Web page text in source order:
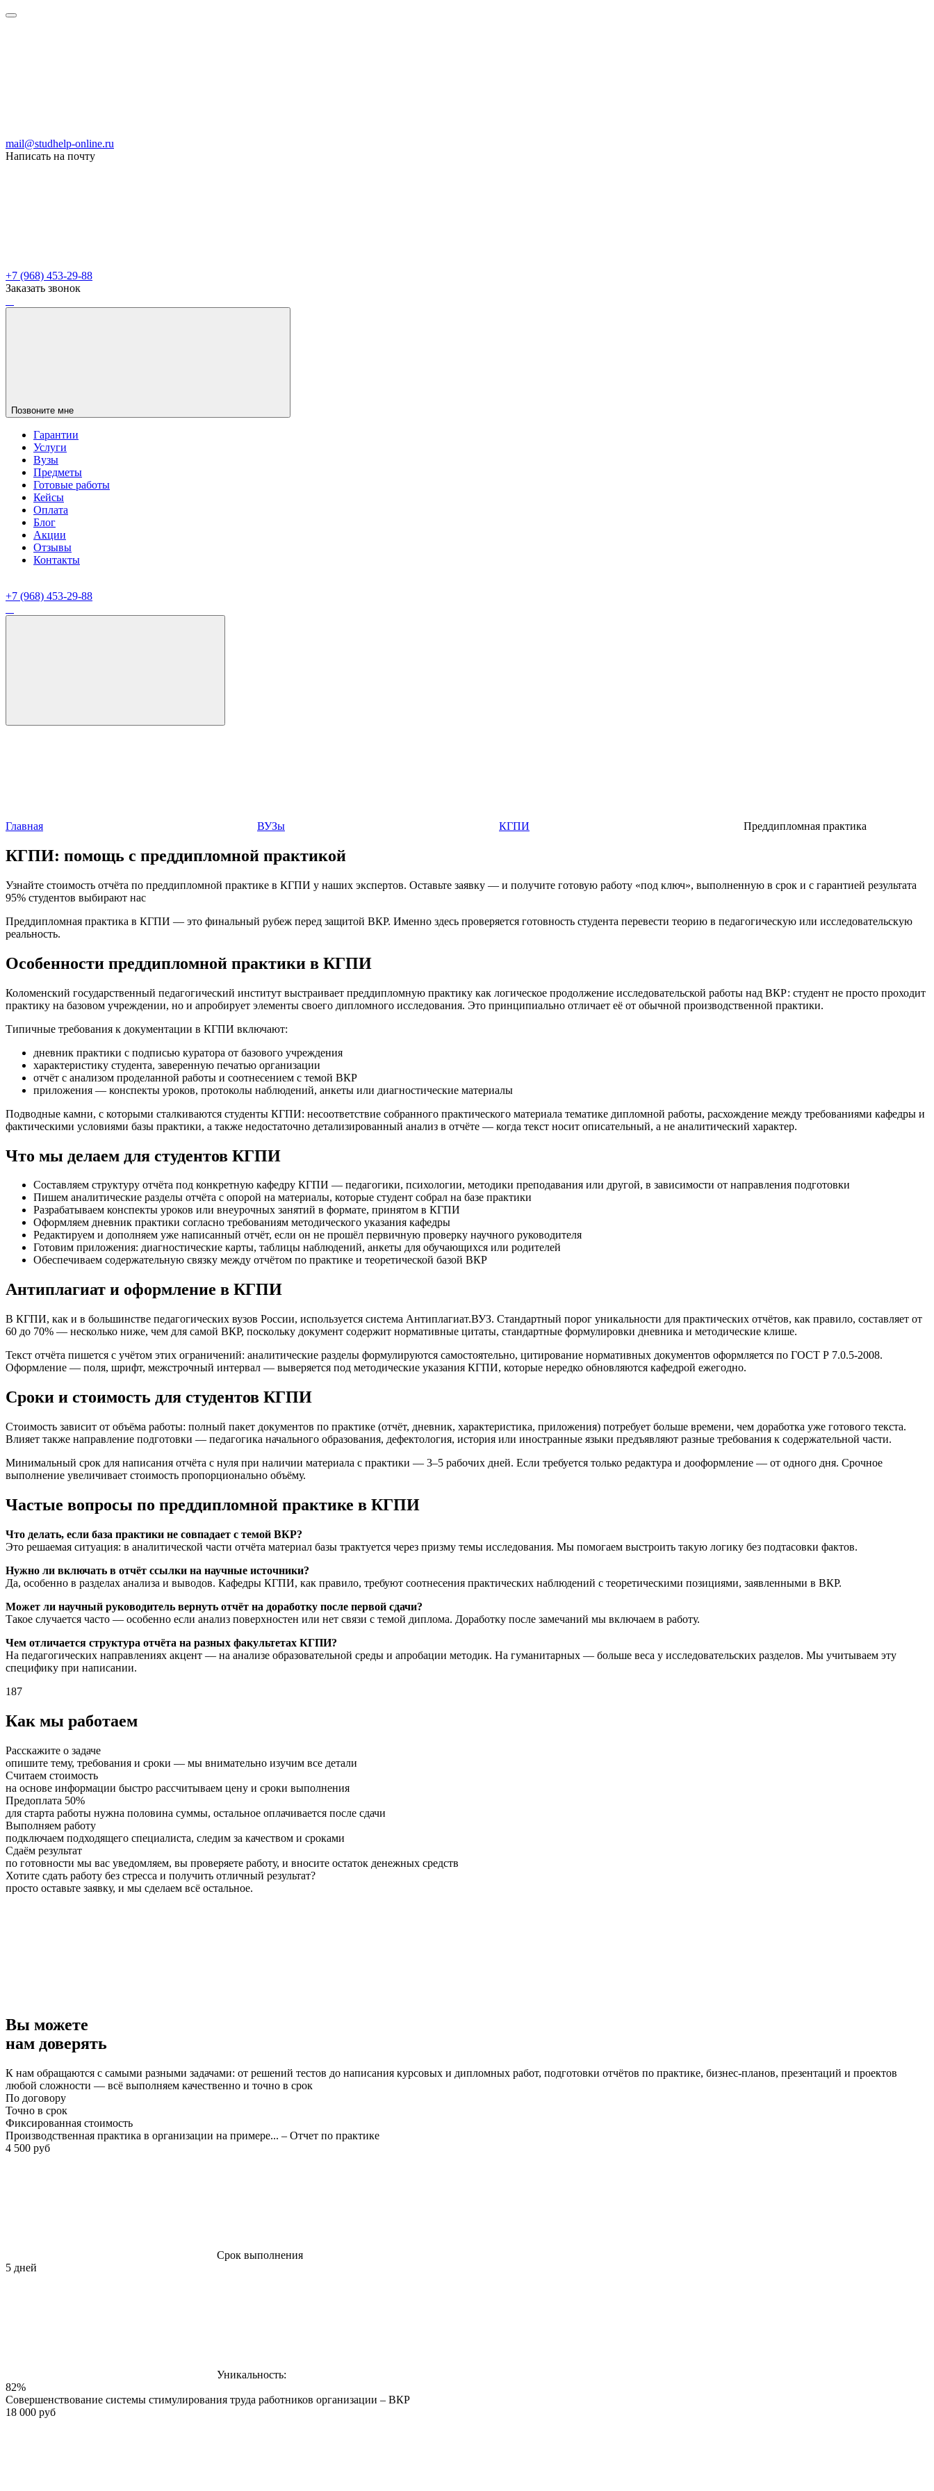
mail@studhelp-online.ru
Написать на почту
+7 (968) 453-29-88
Заказать звонок
Позвоните мне
Гарантии
Услуги
Вузы
Предметы
Готовые работы
Кейсы
Оплата
Блог
Акции
Отзывы
Контакты
+7 (968) 453-29-88
Главная ВУЗы КГПИ Преддипломная практика
КГПИ: помощь с преддипломной практикой
Узнайте стоимость отчёта по преддипломной практике в КГПИ у наших экспертов. Оставьте заявку — и получите готовую работу «под ключ», выполненную в срок и с гарантией результата
95% студентов выбирают нас
Преддипломная практика в КГПИ — это финальный рубеж перед защитой ВКР. Именно здесь проверяется готовность студента перевести теорию в педагогическую или исследовательскую
реальность.
Особенности преддипломной практики в КГПИ
Коломенский государственный педагогический институт выстраивает преддипломную практику как логическое продолжение исследовательской работы над ВКР: студент не просто проходит
практику на базовом учреждении, но и апробирует элементы своего дипломного исследования. Это принципиально отличает её от обычной производственной практики.
Типичные требования к документации в КГПИ включают:
дневник практики с подписью куратора от базового учреждения
характеристику студента, заверенную печатью организации
отчёт с анализом проделанной работы и соотнесением с темой ВКР
приложения — конспекты уроков, протоколы наблюдений, анкеты или диагностические материалы
Подводные камни, с которыми сталкиваются студенты КГПИ: несоответствие собранного практического материала тематике дипломной работы, расхождение между требованиями кафедры и
фактическими условиями базы практики, а также недостаточно детализированный анализ в отчёте — когда текст носит описательный, а не аналитический характер.
Что мы делаем для студентов КГПИ
Составляем структуру отчёта под конкретную кафедру КГПИ — педагогики, психологии, методики преподавания или другой, в зависимости от направления подготовки
Пишем аналитические разделы отчёта с опорой на материалы, которые студент собрал на базе практики
Разрабатываем конспекты уроков или внеурочных занятий в формате, принятом в КГПИ
Оформляем дневник практики согласно требованиям методического указания кафедры
Редактируем и дополняем уже написанный отчёт, если он не прошёл первичную проверку научного руководителя
Готовим приложения: диагностические карты, таблицы наблюдений, анкеты для обучающихся или родителей
Обеспечиваем содержательную связку между отчётом по практике и теоретической базой ВКР
Антиплагиат и оформление в КГПИ
В КГПИ, как и в большинстве педагогических вузов России, используется система Антиплагиат.ВУЗ. Стандартный порог уникальности для практических отчётов, как правило, составляет от
60 до 70% — несколько ниже, чем для самой ВКР, поскольку документ содержит нормативные цитаты, стандартные формулировки дневника и методические клише.
Текст отчёта пишется с учётом этих ограничений: аналитические разделы формулируются самостоятельно, цитирование нормативных документов оформляется по ГОСТ Р 7.0.5-2008.
Оформление — поля, шрифт, межстрочный интервал — выверяется под методические указания КГПИ, которые нередко обновляются кафедрой ежегодно.
Сроки и стоимость для студентов КГПИ
Стоимость зависит от объёма работы: полный пакет документов по практике (отчёт, дневник, характеристика, приложения) потребует больше времени, чем доработка уже готового текста.
Влияет также направление подготовки — педагогика начального образования, дефектология, история или иностранные языки предъявляют разные требования к содержательной части.
Минимальный срок для написания отчёта с нуля при наличии материала с практики — 3–5 рабочих дней. Если требуется только редактура и дооформление — от одного дня. Срочное
выполнение увеличивает стоимость пропорционально объёму.
Частые вопросы по преддипломной практике в КГПИ
Что делать, если база практики не совпадает с темой ВКР?
Это решаемая ситуация: в аналитической части отчёта материал базы трактуется через призму темы исследования. Мы помогаем выстроить такую логику без подтасовки фактов.
Нужно ли включать в отчёт ссылки на научные источники?
Да, особенно в разделах анализа и выводов. Кафедры КГПИ, как правило, требуют соотнесения практических наблюдений с теоретическими позициями, заявленными в ВКР.
Может ли научный руководитель вернуть отчёт на доработку после первой сдачи?
Такое случается часто — особенно если анализ поверхностен или нет связи с темой диплома. Доработку после замечаний мы включаем в работу.
Чем отличается структура отчёта на разных факультетах КГПИ?
На педагогических направлениях акцент — на анализе образовательной среды и апробации методик. На гуманитарных — больше веса у исследовательских разделов. Мы учитываем эту
специфику при написании.
187
Как мы работаем
Расскажите о задаче
опишите тему, требования и сроки — мы внимательно изучим все детали
Считаем стоимость
на основе информации быстро рассчитываем цену и сроки выполнения
Предоплата 50%
для старта работы нужна половина суммы, остальное оплачивается после сдачи
Выполняем работу
подключаем подходящего специалиста, следим за качеством и сроками
Сдаём результат
по готовности мы вас уведомляем, вы проверяете работу, и вносите остаток денежных средств
Хотите сдать работу без стресса и получить отличный результат?
просто оставьте заявку, и мы сделаем всё остальное.
Вы можете
нам доверять
К нам обращаются с самыми разными задачами: от решений тестов до написания курсовых и дипломных работ, подготовки отчётов по практике, бизнес-планов, презентаций и проектов
любой сложности — всё выполняем качественно и точно в срок
По договору
Точно в срок
Фиксированная стоимость
Производственная практика в организации на примере... – Отчет по практике
4 500 руб
Срок выполнения
5 дней
Уникальность:
82%
Совершенствование системы стимулирования труда работников организации – ВКР
18 000 руб